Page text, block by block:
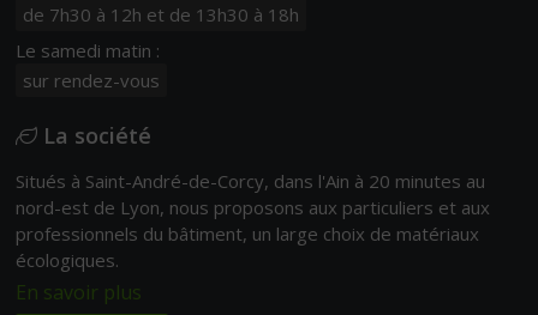
de 7h30 à 12h et de 13h30 à 18h
Le samedi matin :
sur rendez-vous
La société
Situés à Saint-André-de-Corcy, dans l'Ain à 20 minutes au
nord-est de Lyon, nous proposons aux particuliers et aux
professionnels du bâtiment, un large choix de matériaux
écologiques.
En savoir plus